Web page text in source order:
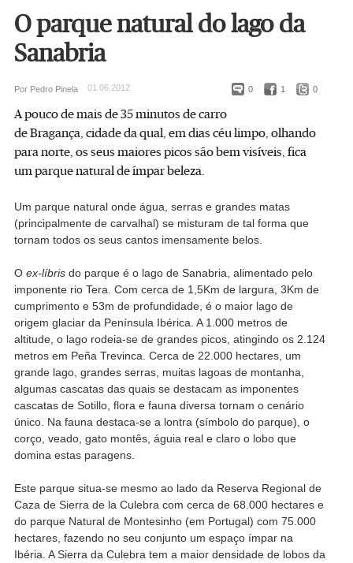
O parque natural do lago da
Sanabria
0 1 0
Por Pedro Pinela 01.06.2012
A pouco de mais de 35 minutos de carro
de Bragança, cidade da qual, em dias céu limpo, olhando
para norte, os seus maiores picos são bem visíveis, fica
um parque natural de ímpar beleza.
Um parque natural onde água, serras e grandes matas
(principalmente de carvalhal) se misturam de tal forma que
tornam todos os seus cantos imensamente belos.
O ex-líbrisdo parque é o lago de Sanabria, alimentado pelo
imponente rio Tera. Com cerca de 1,5Km de largura, 3Km de
cumprimento e 53m de profundidade, é o maior lago de
origem glaciar da Península Ibérica. A 1.000 metros de
altitude, o lago rodeia-se de grandes picos, atingindo os 2.124
metros em Peña Trevinca. Cerca de 22.000 hectares, um
grande lago, grandes serras, muitas lagoas de montanha,
algumas cascatas das quais se destacam as imponentes
cascatas de Sotillo, flora e fauna diversa tornam o cenário
único. Na fauna destaca-se a lontra (símbolo do parque), o
corço, veado, gato montês, águia real e claro o lobo que
domina estas paragens.
Este parque situa-se mesmo ao lado da Reserva Regional de
Caza de Sierra de la Culebra com cerca de 68.000 hectares e
do parque Natural de Montesinho (em Portugal) com 75.000
hectares, fazendo no seu conjunto um espaço ímpar na
Ibéria. A Sierra da Culebra tem a maior densidade de lobos da